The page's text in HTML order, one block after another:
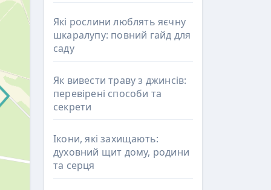
Які рослини люблять яєчну
шкаралупу: повний гайд для
саду
Як вивести траву з джинсів:
перевірені способи та
секрети
Ікони, які захищають:
духовний щит дому, родини
та серця